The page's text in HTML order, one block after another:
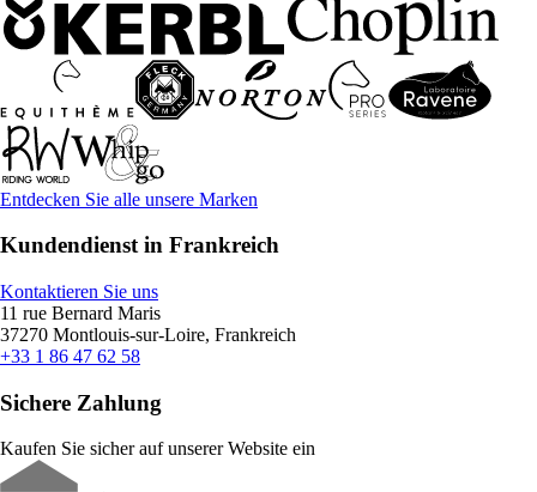
Entdecken Sie alle unsere Marken
Kundendienst in Frankreich
Kontaktieren Sie uns
11 rue Bernard Maris
37270 Montlouis-sur-Loire, Frankreich
+33 1 86 47 62 58
Sichere Zahlung
Kaufen Sie sicher auf unserer Website ein